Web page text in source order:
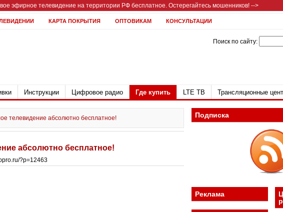
эфирное телевидение на территории РФ бесплатное. Остерегайтесь мошенников! -->
КАРТА ПОКРЫТИЯ ОПТОВИКАМ КОНСУЛЬТАЦИИ
Поиск по сайту:
Инструкции Цифровое радио Где купить LTE ТВ Трансляционные
телевидение абсолютно бесплатное!
абсолютно бесплатное!
?p=12463
Подписка
Реклама